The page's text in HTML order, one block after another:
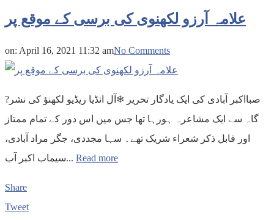
علامہ آرزو لکھنوی کی برسی کے موقع پر
on: April 16, 2021 11:32 amNo Comments
?صبااکبر آبادی کی ایک یادگار تحریر ❄آل انڈیا ریڈیو لکھنؤ کی نشر
گاہ سے ایک مشاعرہ ہورہا تھا جس میں اس دور کے تمام ممتاز
اور قابل ذکر شعراء شریک تھے۔ سہا مجددی، جگر مراد آبادی،
سیماب اکبر آب... Read more
Share
Tweet